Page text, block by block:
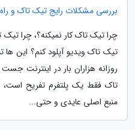
بررسی مشکلات رایج تیک تاک و
چرا تیک تاک کار نمیکنه؟، چرا
تیک تاک ویدیو آپلود کنم؟ این ها
روزانه هزاران بار در اینترنت
تاک فقط یک پلتفرم تفریح است،
منبع اصلی عایدی و حتی...